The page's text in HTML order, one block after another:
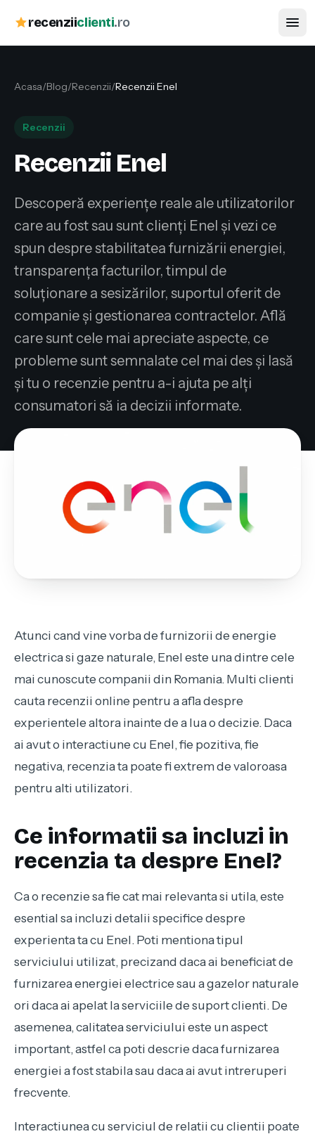
recenziiclienti.ro
Acasa/Blog/Recenzii/Recenzii Enel
Recenzii
Recenzii Enel
Descoperă experiențe reale ale utilizatorilor
care au fost sau sunt clienți Enel și vezi ce
spun despre stabilitatea furnizării energiei,
transparența facturilor, timpul de
soluționare a sesizărilor, suportul oferit de
companie și gestionarea contractelor. Află
care sunt cele mai apreciate aspecte, ce
probleme sunt semnalate cel mai des și lasă
și tu o recenzie pentru a-i ajuta pe alți
consumatori să ia decizii informate.
Atunci cand vine vorba de furnizorii de energie
electrica si gaze naturale, Enel este una dintre cele
mai cunoscute companii din Romania. Multi clienti
cauta recenzii online pentru a afla despre
experientele altora inainte de a lua o decizie. Daca
ai avut o interactiune cu Enel, fie pozitiva, fie
negativa, recenzia ta poate fi extrem de valoroasa
pentru alti utilizatori.
Ce informatii sa incluzi in
recenzia ta despre Enel?
Ca o recenzie sa fie cat mai relevanta si utila, este
esential sa incluzi detalii specifice despre
experienta ta cu Enel. Poti mentiona tipul
serviciului utilizat, precizand daca ai beneficiat de
furnizarea energiei electrice sau a gazelor naturale
ori daca ai apelat la serviciile de suport clienti. De
asemenea, calitatea serviciului este un aspect
important, astfel ca poti descrie daca furnizarea
energiei a fost stabila sau daca ai avut intreruperi
frecvente.
Interactiunea cu serviciul de relatii cu clientii poate